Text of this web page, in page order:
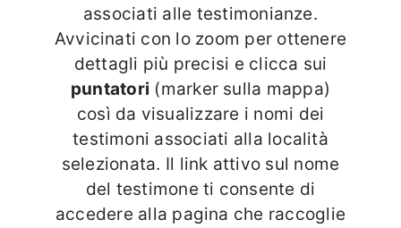
associati alle testimonianze.
Avvicinati con lo zoom per ottenere
dettagli più precisi e clicca sui
puntatori (marker sulla mappa)
così da visualizzare i nomi dei
testimoni associati alla località
selezionata. Il link attivo sul nome
del testimone ti consente di
accedere alla pagina che raccoglie